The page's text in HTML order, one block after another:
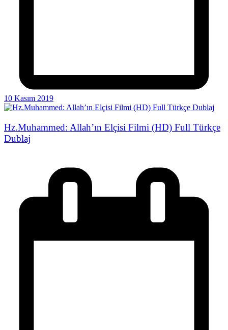
10 Kasım 2019
Hz.Muhammed: Allah’ın Elçisi Filmi (HD) Full Türkçe
Dublaj